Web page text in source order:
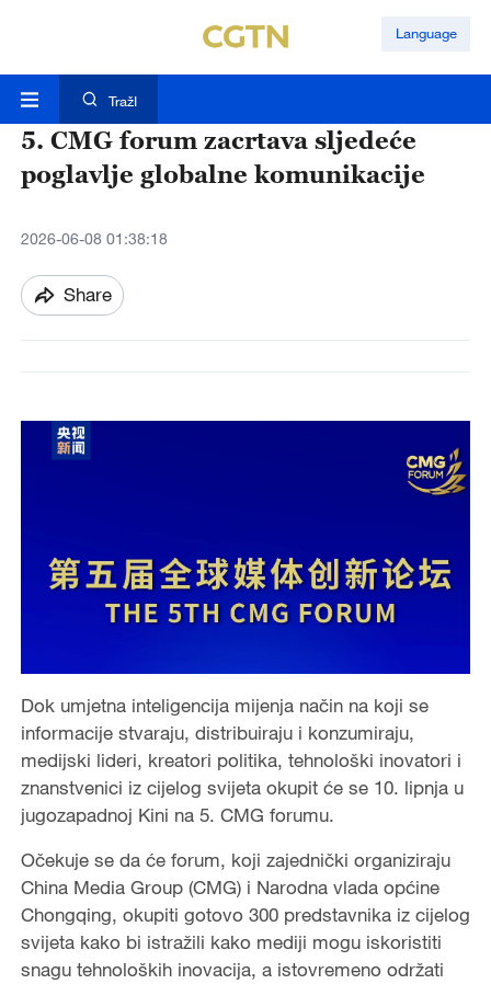
Language
TražI
5. CMG forum zacrtava sljedeće
poglavlje globalne komunikacije
2026-06-08 01:38:18
Share
Dok umjetna inteligencija mijenja način na koji se
informacije stvaraju, distribuiraju i konzumiraju,
medijski lideri, kreatori politika, tehnološki inovatori i
znanstvenici iz cijelog svijeta okupit će se 10. lipnja u
jugozapadnoj Kini na 5. CMG forumu.
Očekuje se da će forum, koji zajednički organiziraju
China Media Group (CMG) i Narodna vlada općine
Chongqing, okupiti gotovo 300 predstavnika iz cijelog
svijeta kako bi istražili kako mediji mogu iskoristiti
snagu tehnoloških inovacija, a istovremeno održati